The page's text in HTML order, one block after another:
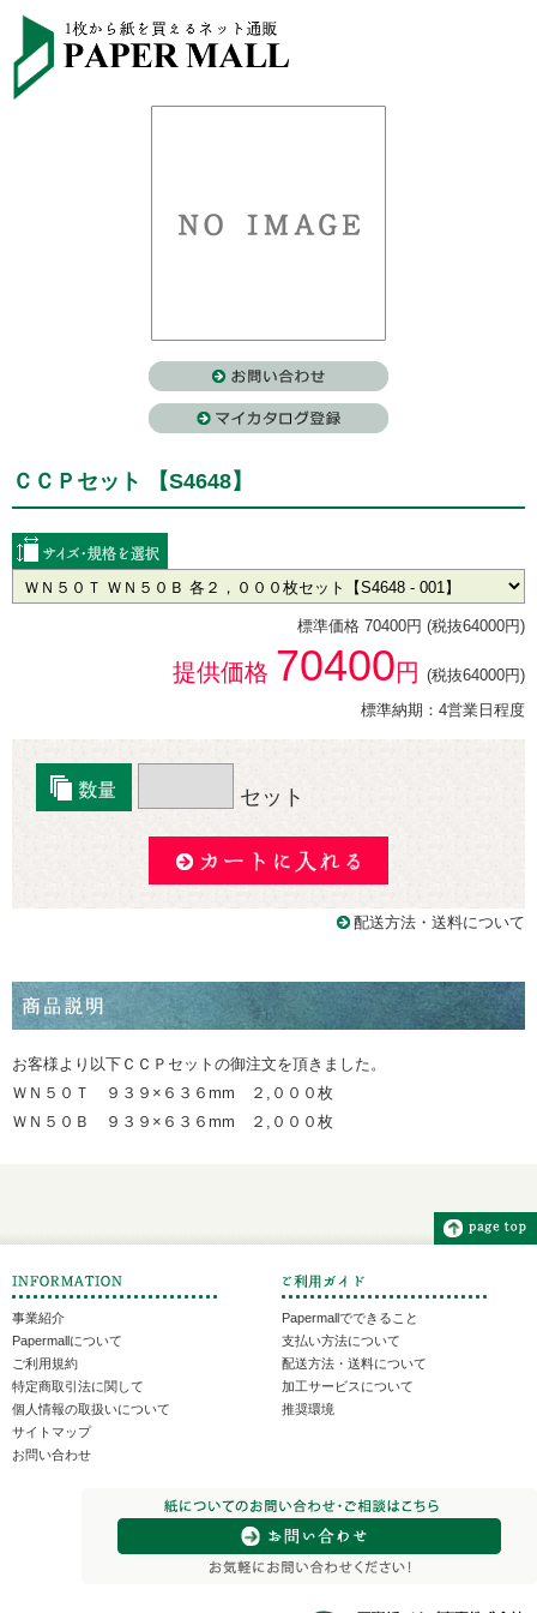
ＣＣＰセット 【S4648】
標準価格 70400円 (税抜64000円)
提供価格 70400円 (税抜64000円)
標準納期：4営業日程度
セット
配送方法・送料について
お客様より以下ＣＣＰセットの御注文を頂きました。
ＷＮ５０Ｔ ９３９×６３６mm ２,０００枚
ＷＮ５０Ｂ ９３９×６３６mm ２,０００枚
事業紹介
Papermallについて
ご利用規約
特定商取引法に関して
個人情報の取扱いについて
サイトマップ
お問い合わせ
Papermallでできること
支払い方法について
配送方法・送料について
加工サービスについて
推奨環境